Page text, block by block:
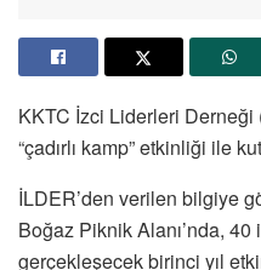
KKTC İzci Liderleri Derneği
“çadırlı kamp” etkinliği ile
İLDER’den verilen bilgiye
Boğaz Piknik Alanı’nda, 40
gerçekleşecek birinci yıl